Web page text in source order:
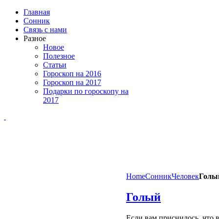
Главная
Сонник
Связь с нами
Разное
Новое
Полезное
Статьи
Гороскоп на 2016
Гороскоп на 2017
Подарки по гороскопу на
2017
HomeСонникЧеловек
Голый